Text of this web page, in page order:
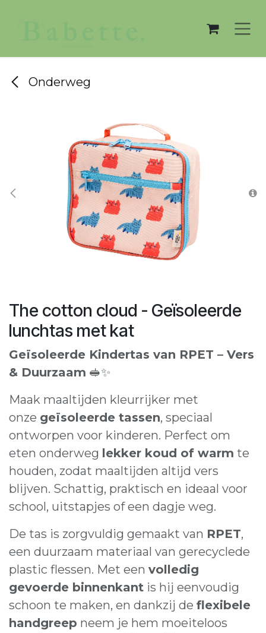
Onderweg
The cotton cloud - Geïsoleerde
lunchtas met kat
Geïsoleerde Kindertas van RPET – Vers
& Duurzaam 🥪✨
Maak maaltijden kleurrijker met
onze geïsoleerde tassen, speciaal
ontworpen voor kinderen. Perfect om
eten onderweg lekker koud of warm te
houden, zodat maaltijden altijd vers
blijven. Schattig, praktisch en ideaal voor
school, uitstapjes of een dagje weg.
De tas is zorgvuldig gemaakt van RPET,
een duurzaam materiaal van gerecyclede
plastic flessen. Met een volledig
gevoerde binnenkant is hij eenvoudig
schoon te maken, en dankzij de flexibele
handgreep neem je hem moeiteloos